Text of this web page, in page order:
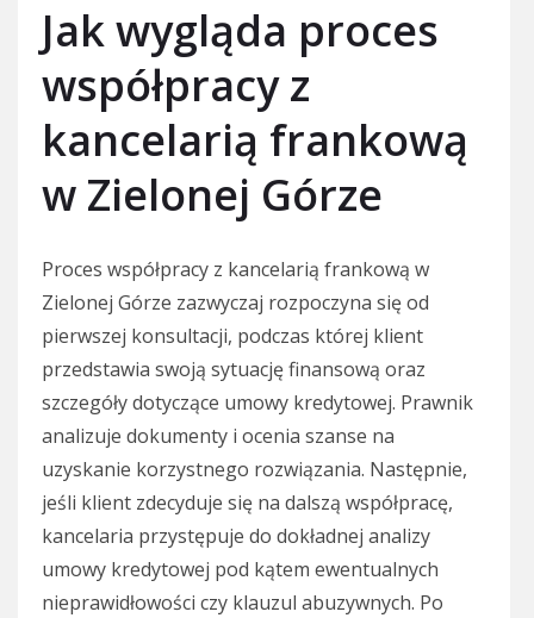
Jak wygląda proces
współpracy z
kancelarią frankową
w Zielonej Górze
Proces współpracy z kancelarią frankową w
Zielonej Górze zazwyczaj rozpoczyna się od
pierwszej konsultacji, podczas której klient
przedstawia swoją sytuację finansową oraz
szczegóły dotyczące umowy kredytowej. Prawnik
analizuje dokumenty i ocenia szanse na
uzyskanie korzystnego rozwiązania. Następnie,
jeśli klient zdecyduje się na dalszą współpracę,
kancelaria przystępuje do dokładnej analizy
umowy kredytowej pod kątem ewentualnych
nieprawidłowości czy klauzul abuzywnych. Po